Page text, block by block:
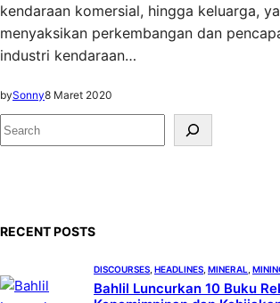
kendaraan komersial, hingga keluarga,
menyaksikan perkembangan dan
industri kendaraan…
bySonny8 Maret 2020
S
e
RECENT POSTS
DISCOURSES HEADLINES MINERAL
Bahlil Luncurkan 10 Buku